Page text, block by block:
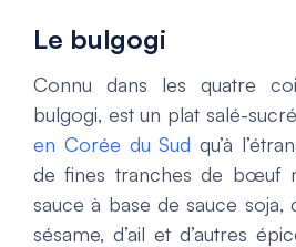
Le bulgogi
Connu dans les quatre
bulgogi, est un plat salé-
en Corée du Sud qu’à
de fines tranches de bœuf
sauce à base de sauce soja,
sésame, d’ail et d’autres